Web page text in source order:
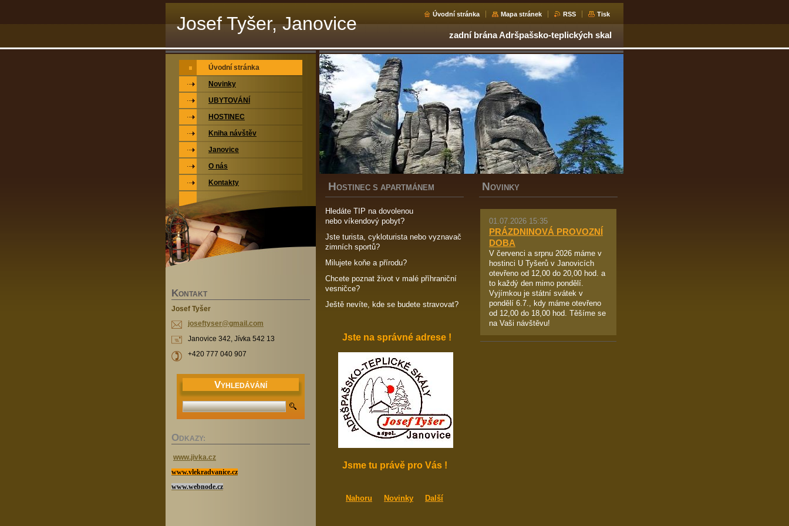
Josef Tyšer, Janovice Úvodní stránka Mapa stránek RSS Tisk
zadní brána Adršpašsko-teplických skal
HOSTINEC S APARTMÁNEM
Hledáte TIP na dovolenou
nebo víkendový pobyt?
Jste turista, cykloturista nebo vyznavač
zimních sportů?
Milujete koňe a přírodu?
Chcete poznat život v malé příhraniční
vesničce?
Ještě nevíte, kde se budete stravovat?
Jste na správné adrese !
Jsme tu právě pro Vás !
Nahoru Novinky Další
NOVINKY
01.07.2026 15:35
PRÁZDNINOVÁ PROVOZNÍ
DOBA
V červenci a srpnu 2026 máme v
hostinci U Tyšerů v Janovicích
otevřeno od 12,00 do 20,00 hod. a
to každý den mimo pondělí.
Vyjímkou je státní svátek v
pondělí 6.7., kdy máme otevřeno
od 12,00 do 18,00 hod. Těšíme se
na Vaši návštěvu!
Úvodní stránka
Novinky
UBYTOVÁNÍ
HOSTINEC
Kniha návštěv
Janovice
O nás
Kontakty
KONTAKT
Josef Tyšer
joseftyser@gmail .com
Janovice 342, Jívka 542 13
+420 777 040 907
VYHLEDÁVÁNÍ
ODKAZY:
www.jivka.cz
www.vlekradvanice.cz
www.webnode.cz